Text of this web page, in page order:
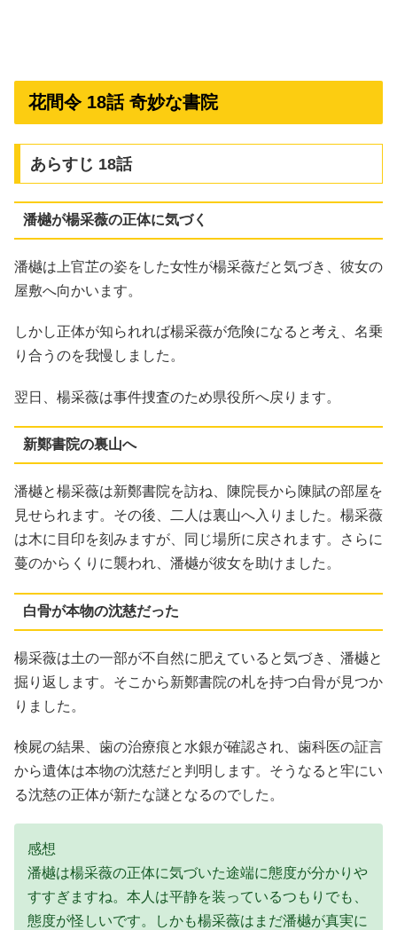
花間令 18話 奇妙な書院
あらすじ 18話
潘樾が楊采薇の正体に気づく
潘樾は上官芷の姿をした女性が楊采薇だと気づき、彼女の
屋敷へ向かいます。
しかし正体が知られれば楊采薇が危険になると考え、名乗
り合うのを我慢しました。
翌日、楊采薇は事件捜査のため県役所へ戻ります。
新鄭書院の裏山へ
潘樾と楊采薇は新鄭書院を訪ね、陳院長から陳賦の部屋を
見せられます。その後、二人は裏山へ入りました。楊采薇
は木に目印を刻みますが、同じ場所に戻されます。さらに
蔓のからくりに襲われ、潘樾が彼女を助けました。
白骨が本物の沈慈だった
楊采薇は土の一部が不自然に肥えていると気づき、潘樾と
掘り返します。そこから新鄭書院の札を持つ白骨が見つか
りました。
検屍の結果、歯の治療痕と水銀が確認され、歯科医の証言
から遺体は本物の沈慈だと判明します。そうなると牢にい
る沈慈の正体が新たな謎となるのでした。
感想
潘樾は楊采薇の正体に気づいた途端に態度が分かりや
すすぎますね。本人は平静を装っているつもりでも、
態度が怪しいです。しかも楊采薇はまだ潘樾が真実に